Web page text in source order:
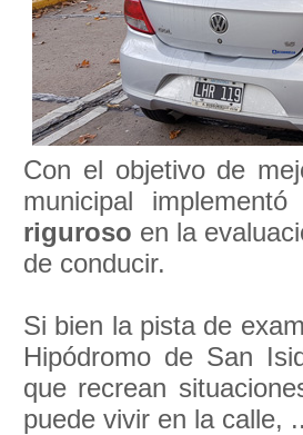
Con el objetivo de
municipal
riguroso en la
de conducir.
Si bien la pista de
Hipódromo de San
que recrean
puede vivir en la calle,